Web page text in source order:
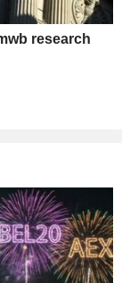
research